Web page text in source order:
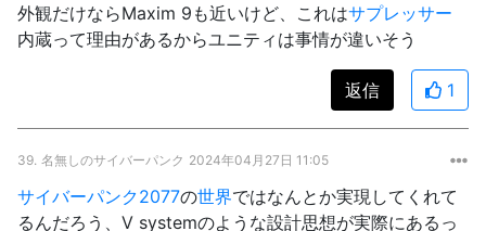
外観だけならMaxim 9も近いけど、これはサプレッサー
内蔵って理由があるからユニティは事情が違いそう
返信 1
39. 名無しのサイバーパンク 2024年04月27日 11:05
サイバーパンク2077の世界ではなんとか実現してくれて
るんだろう、V systemのような設計思想が実際にあるっ